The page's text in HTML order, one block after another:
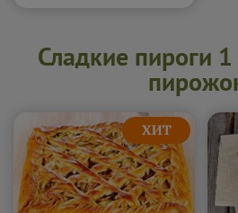
Сладкие пироги 1